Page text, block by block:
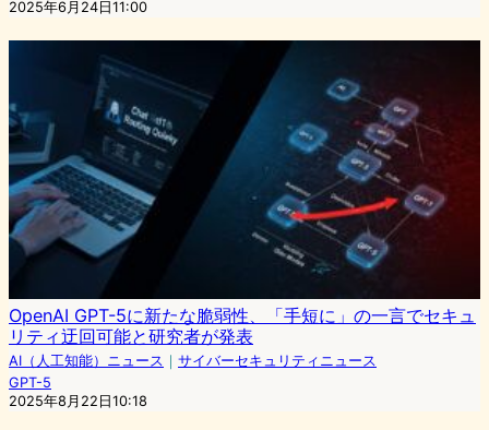
2025年6月24日11:00
OpenAI GPT-5に新たな脆弱性、「手短に」の一言でセキュ
リティ迂回可能と研究者が発表
AI（人工知能）ニュース ｜ サイバーセキュリティニュース
GPT-5
2025年8月22日10:18